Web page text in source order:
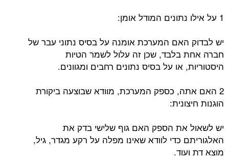
1 על אילו נתונים המודל אומן:
יש לבדוק האם המערכת אומנה על בסיס נתוני עבר של
חברה אחת בלבד, שכן זה עלול לשמר הטיות
היסטוריות, או על בסיס נתונים רחבים ומגוונים.
2 האם אתה, כספק המערכת, מוודא שבוצעה ביקורת
הוגנות חיצונית:
יש לשאול את הספק האם גוף שלישי בדק את
האלגוריתם כדי לוודא שאינו מפלה על רקע מגדר, גיל,
מוצא דת ועוד.